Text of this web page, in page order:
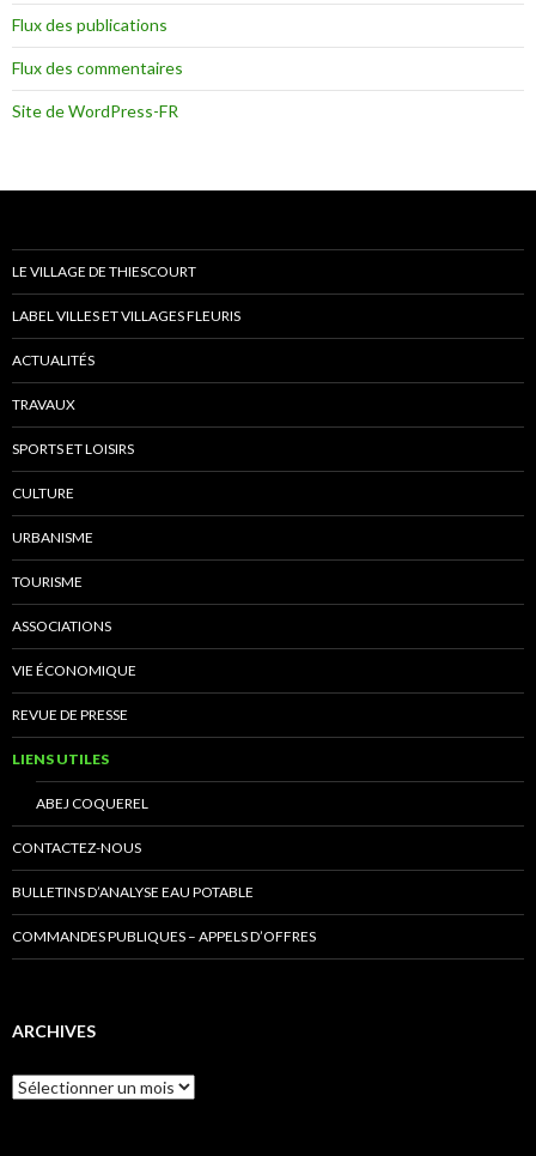
Flux des publications
Flux des commentaires
Site de WordPress-FR
LE VILLAGE DE THIESCOURT
LABEL VILLES ET VILLAGES FLEURIS
ACTUALITÉS
TRAVAUX
SPORTS ET LOISIRS
CULTURE
URBANISME
TOURISME
ASSOCIATIONS
VIE ÉCONOMIQUE
REVUE DE PRESSE
LIENS UTILES
ABEJ COQUEREL
CONTACTEZ-NOUS
BULLETINS D’ANALYSE EAU POTABLE
COMMANDES PUBLIQUES – APPELS D’OFFRES
ARCHIVES
Archives